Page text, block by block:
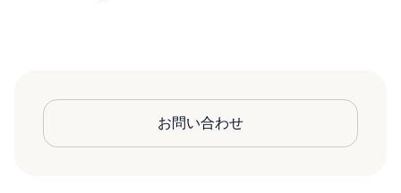
お問い合わせ